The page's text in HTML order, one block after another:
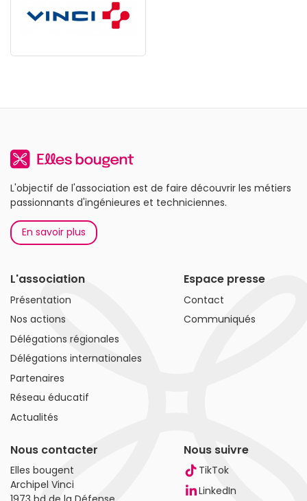
L'objectif de l'association est de faire découvrir les métiers
passionnants d'ingénieures et techniciennes.
En savoir plus
L'association
Présentation
Nos actions
Délégations régionales
Délégations internationales
Partenaires
Réseau éducatif
Actualités
Espace presse
Contact
Communiqués
Nous contacter
Elles bougent
Archipel Vinci
Nous suivre
TikTok
LinkedIn